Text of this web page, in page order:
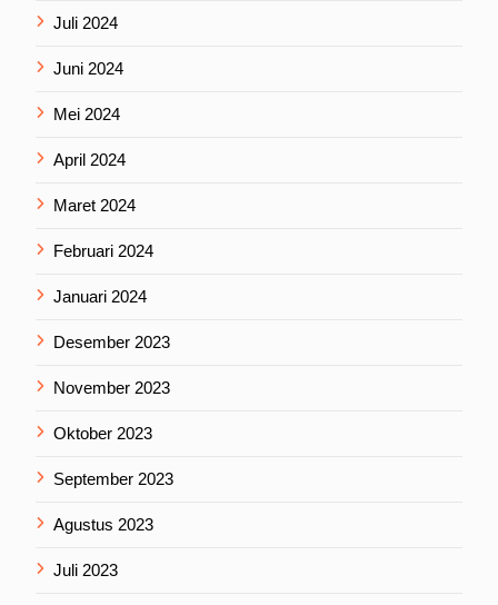
Juli 2024
Juni 2024
Mei 2024
April 2024
Maret 2024
Februari 2024
Januari 2024
Desember 2023
November 2023
Oktober 2023
September 2023
Agustus 2023
Juli 2023